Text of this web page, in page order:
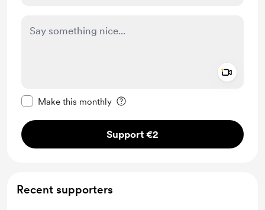
Make this monthly
Support €2
Recent supporters